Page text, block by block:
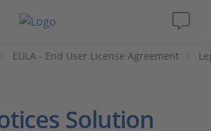
と製品
EULA - End User License Agreement
Solution